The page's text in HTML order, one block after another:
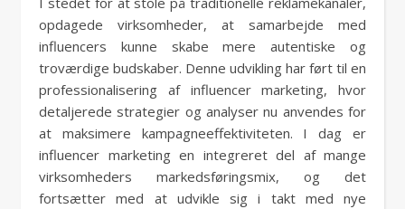
opdagede virksomheder, at samarbejde med
influencers kunne skabe mere autentiske og
troværdige budskaber. Denne udvikling har ført til en
professionalisering af influencer marketing, hvor
detaljerede strategier og analyser nu anvendes for
at maksimere kampagneeffektiviteten. I dag er
influencer marketing en integreret del af mange
virksomheders markedsføringsmix, og det
fortsætter med at udvikle sig i takt med nye